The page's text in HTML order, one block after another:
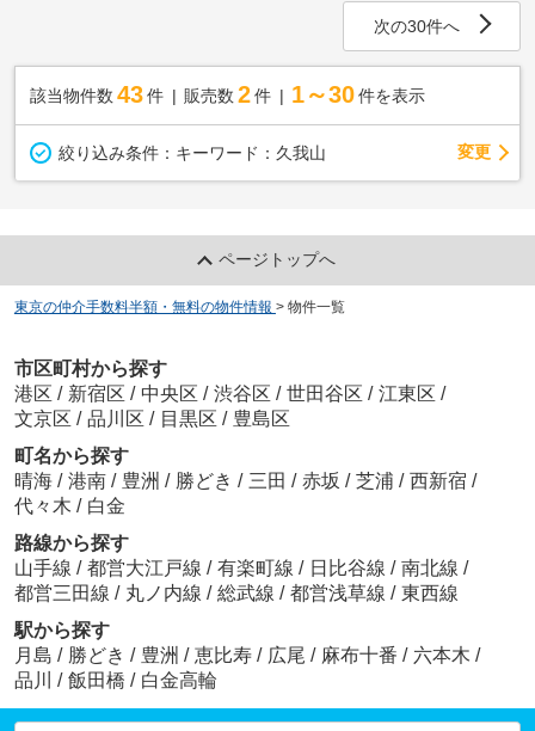
次の30件へ
該当物件数 43件 販売数 2 件 1～30 件を表示
絞り込み条件： キーワード：久我山 変更
ページトップへ
東京の仲介手数料半額・無料の物件情報 > 物件一覧
市区町村から探す
港区 / 新宿区 / 中央区 / 渋谷区 / 世田谷区 / 江東区 /
文京区 / 品川区 / 目黒区 / 豊島区
町名から探す
晴海 / 港南 / 豊洲 / 勝どき / 三田 / 赤坂 / 芝浦 / 西新宿 /
代々木 / 白金
路線から探す
山手線 / 都営大江戸線 / 有楽町線 / 日比谷線 / 南北線 /
都営三田線 / 丸ノ内線 / 総武線 / 都営浅草線 / 東西線
駅から探す
月島 / 勝どき / 豊洲 / 恵比寿 / 広尾 / 麻布十番 / 六本木 /
品川
/ 飯田橋 / 白金高輪